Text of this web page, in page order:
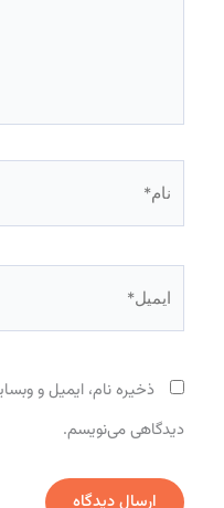
ذخیره نام، ایمیل و
دیدگاهی می‌نویسم.